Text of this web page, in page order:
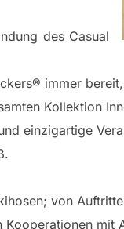
des Casual
immer
Kollektion
einzigartige
von
mit